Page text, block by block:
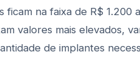
ficam na faixa de R$
valores mais elevados,
de implantes